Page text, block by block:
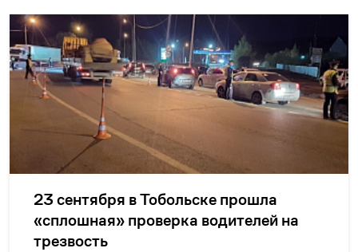
23 сентября в Тобольске прошла
«сплошная» проверка водителей на
трезвость